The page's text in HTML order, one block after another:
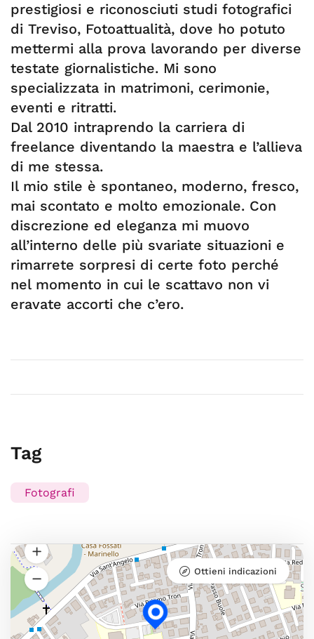
prestigiosi e riconosciuti studi fotografici
di Treviso, Fotoattualità, dove ho potuto
mettermi alla prova lavorando per diverse
testate giornalistiche. Mi sono
specializzata in matrimoni, cerimonie,
eventi e ritratti.
Dal 2010 intraprendo la carriera di
freelance diventando la maestra e l’allieva
di me stessa.
Il mio stile è spontaneo, moderno, fresco,
mai scontato e molto emozionale. Con
discrezione ed eleganza mi muovo
all’interno delle più svariate situazioni e
rimarrete sorpresi di certe foto perché
nel momento in cui le scattavo non vi
eravate accorti che c’ero.
Tag
Fotografi
Ottieni indicazioni